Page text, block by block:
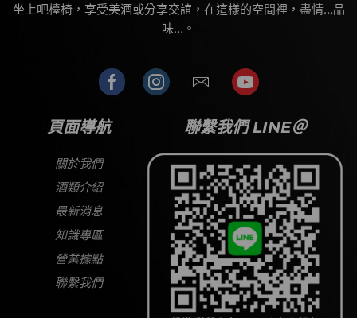
坐上吧檯椅，享受美酒或分享交誼，在這樣的空間裡，盡情…品
味…。
頁面導航
關於我們
酒類介紹
最新消息
知識專區
營業據點
聯繫我們
聯繫我們 LINE＠